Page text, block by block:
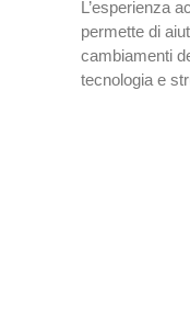
L’esperienza
permette di
cambiamenti
tecnologia e